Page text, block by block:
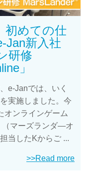
初めての仕
新入社
研修
」
e-Janでは、いく
実施しました。今
オンラインゲーム
マーズランダ―オ
当したKからご ...
>>Read more